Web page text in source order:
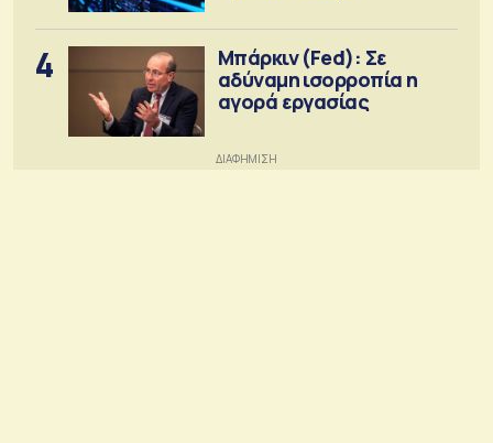
4
Μπάρκιν (Fed): Σε
αδύναμη ισορροπία η
αγορά εργασίας